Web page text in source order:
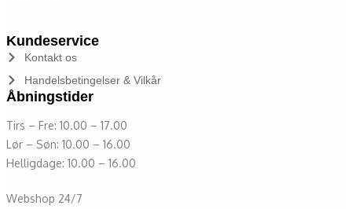
Kundeservice
Kontakt os
Handelsbetingelser & Vilkår
Åbningstider
Tirs – Fre: 10.00 – 17.00
Lør – Søn: 10.00 – 16.00
Helligdage: 10.00 – 16.00
Webshop 24/7